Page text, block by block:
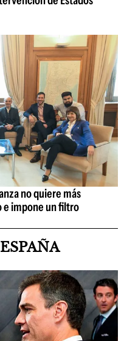
no quiere más
e impone un filtro